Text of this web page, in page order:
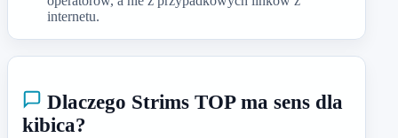
internetu.
Dlaczego Strims TOP ma sens dla
kibica?